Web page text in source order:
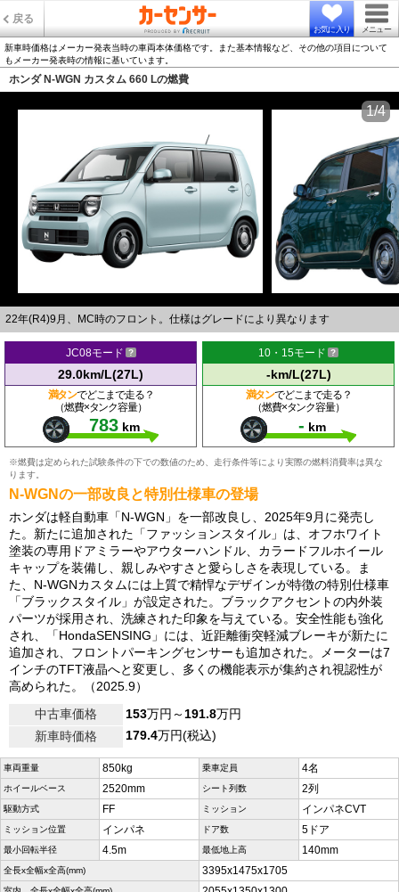
戻る
お気に入り メニュー
新車時価格はメーカー発表当時の車両本体価格です。また基本情報など、その他の項目について
もメーカー発表時の情報に基いています。
ホンダ N-WGN カスタム 660 Lの燃費
22年(R4)9月、MC時のフロント。仕様はグレードにより異なります
1/4
JC08モード
29.0km/L(27L)
満タンでどこまで走る？
（燃費×タンク容量）
783 km
10・15モード
-km/L(27L)
満タンでどこまで走る？
（燃費×タンク容量）
- km
※燃費は定められた試験条件の下での数値のため、走行条件等により実際の燃料消費率は異な
ります。
N-WGNの一部改良と特別仕様車の登場
ホンダは軽自動車「N-WGN」を一部改良し、2025年9月に発売し
た。新たに追加された「ファッションスタイル」は、オフホワイト
塗装の専用ドアミラーやアウターハンドル、カラードフルホイール
キャップを装備し、親しみやすさと愛らしさを表現している。ま
た、N-WGNカスタムには上質で精悍なデザインが特徴の特別仕様車
「ブラックスタイル」が設定された。ブラックアクセントの内外装
パーツが採用され、洗練された印象を与えている。安全性能も強化
され、「HondaSENSING」には、近距離衝突軽減ブレーキが新たに
追加され、フロントパーキングセンサーも追加された。メーターは7
インチのTFT液晶へと変更し、多くの機能表示が集約され視認性が
高められた。（2025.9）
中古車価格
153万円～191.8万円
新車時価格
179.4万円(税込)
車両重量 850kg 乗車定員 4名
ホイールベース 2520mm シート列数 2列
駆動方式 FF ミッション インパネCVT
ミッション位置 インパネ ドア数 5ドア
最小回転半径 4.5m 最低地上高 140mm
全長x全幅x全高(mm) 3395x1475x1705